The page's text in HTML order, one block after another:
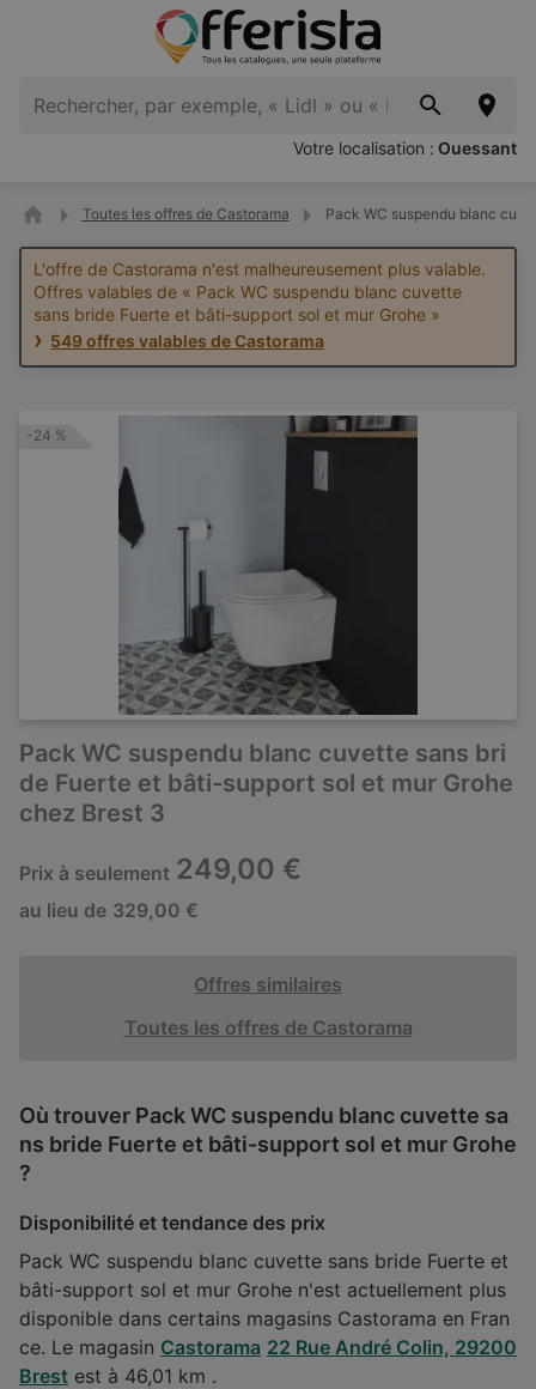
Votre localisation : Ouessant
Toutes les offres de Castorama Pack WC suspendu blanc
L'offre de Castorama n'est malheureusement plus valable.
Offres valables de « Pack WC suspendu blanc cuvette
sans bride Fuerte et bâti-support sol et mur Grohe »
549 offres valables de Castorama
-24 %
Pack WC suspendu blanc cuvette sans bri
de Fuerte et bâti-support sol et mur Grohe
chez Brest 3
Prix à seulement 249,00 €
au lieu de 329,00 €
Offres similaires
Toutes les offres de Castorama
Où trouver Pack WC suspendu blanc cuvette sa
ns bride Fuerte et bâti-support sol et mur Grohe
?
Disponibilité et tendance des prix
Pack WC suspendu blanc cuvette sans bride Fuerte et
bâti-support sol et mur Grohe n'est actuellement plus
disponible dans certains magasins Castorama en Fran
ce. Le magasin Castorama 22 Rue André Colin, 29200
Brest est à 46,01 km .